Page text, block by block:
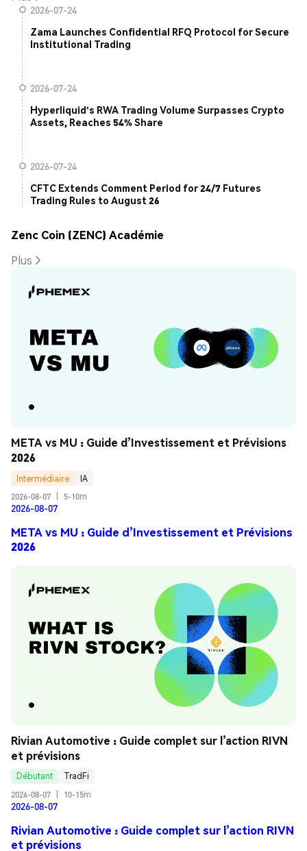
2026-07-24
Zama Launches Confidential RFQ Protocol for Secure
Institutional Trading
2026-07-24
Hyperliquid's RWA Trading Volume Surpasses Crypto
Assets, Reaches 54% Share
2026-07-24
CFTC Extends Comment Period for 24/7 Futures
Trading Rules to August 26
Zenc Coin (ZENC) Académie
Plus
META vs MU : Guide d’Investissement et Prévisions
2026
Intermédiaire
IA
2026-08-07
5-10m
2026-08-07
META vs MU : Guide d’Investissement et Prévisions
2026
Rivian Automotive : Guide complet sur l’action RIVN
et prévisions
Débutant
TradFi
2026-08-07
10-15m
2026-08-07
Rivian Automotive : Guide complet sur l’action RIVN
et prévisions